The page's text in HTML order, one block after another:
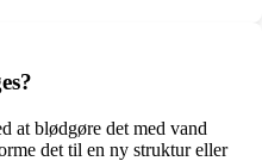
at blødgøre det med vand
det til en ny struktur eller